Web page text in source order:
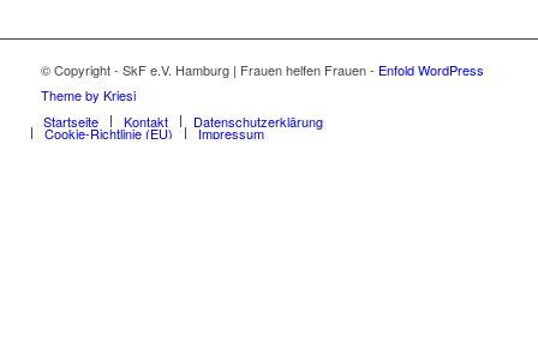
© Copyright - SkF e.V. Hamburg | Frauen helfen Frauen - Enfold WordPress
Theme by Kriesi
Startseite
Kontakt Datenschutzerklärung
Cookie-Richtlinie (EU) Impressum